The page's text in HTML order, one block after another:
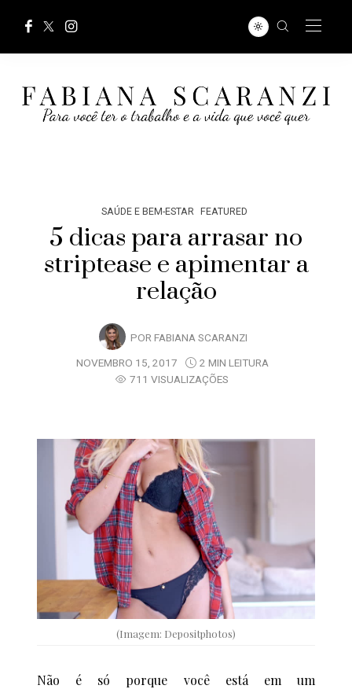
SAÚDE E BEM-ESTAR FEATURED
5 dicas para arrasar no
striptease e apimentar a
relação
POR FABIANA SCARANZI
NOVEMBRO 15, 2017
2 MIN LEITURA
711 VISUALIZAÇÕES
(Imagem: Depositphotos)
Não é só porque você está em um